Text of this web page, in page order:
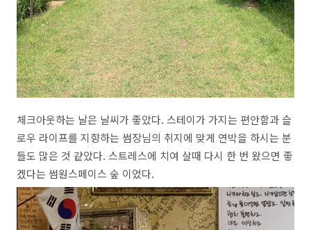
체크아웃하는 날은 날씨가 좋았다. 스테이가 가지는 편안함과 슬
로우 라이프를 지향하는 썸장님의 취지에 맞게 연박을 하시는 분
들도 많은 것 같았다. 스트레스에 치여 살때 다시 한 번 왔으면 좋
겠다는 썸원스페이스 숲 이었다.